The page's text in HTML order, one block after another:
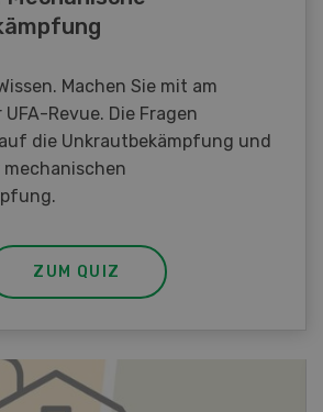
Machen Sie mit am
Revue. Die Fragen
die Unkrautbekämpfung und
ZUM QUIZ